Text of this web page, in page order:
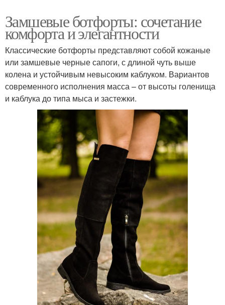
Замшевые ботфорты: сочетание
комфорта и элегантности
Классические ботфорты представляют собой кожаные
или замшевые черные сапоги, с длиной чуть выше
колена и устойчивым невысоким каблуком. Вариантов
современного исполнения масса – от высоты голенища
и каблука до типа мыса и застежки.